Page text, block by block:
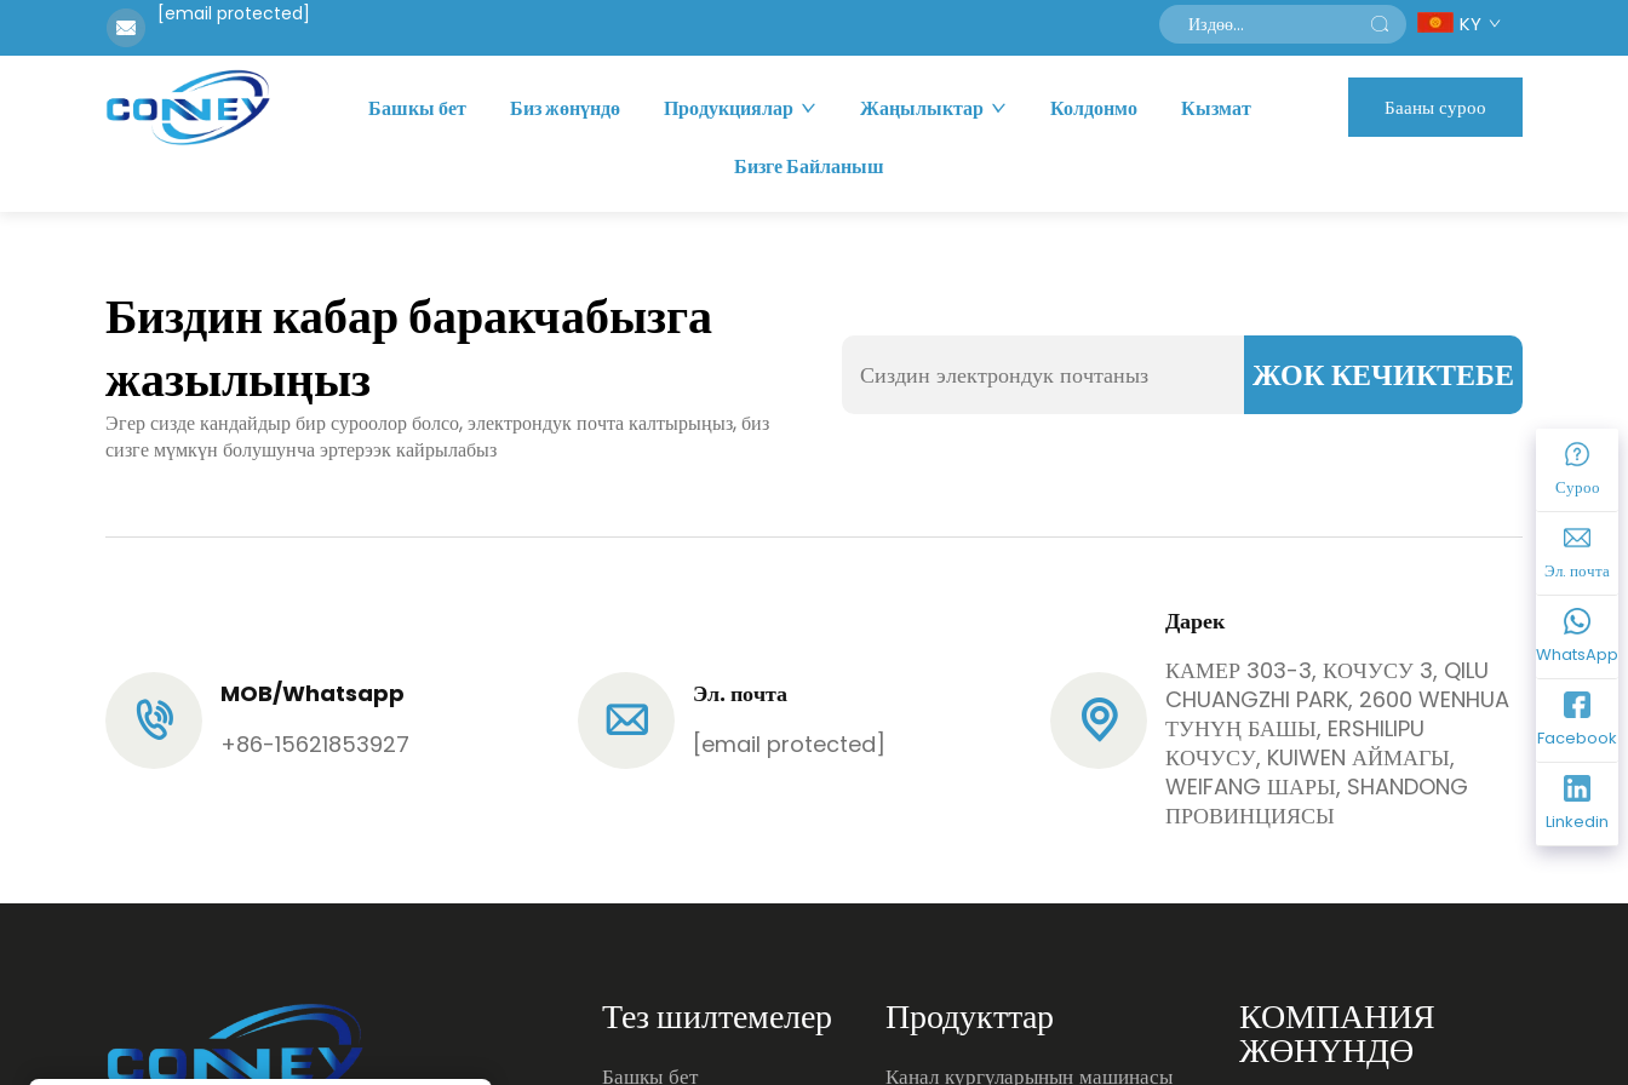
[email protected] KY
Башкы бет Биз жөнүндө Продукциялар Жаңылыктар Колдонмо Кызмат
Бизге Байланыш
Бааны суроо
Суроо
Эл. почта
WhatsApp
Facebook
Linkedin
Биздин кабар баракчабызга
жазылыңыз
Эгер сизде кандайдыр бир суроолор болсо, электрондук почта калтырыңыз, биз
сизге мүмкүн болушунча эртерээк кайрылабыз
ЖОК КЕЧИКТЕБЕ
MOB/Whatsapp
+86-15621853927
Эл. почта
[email protected]
Дарек
КАМЕР 303-3, КОЧУСУ 3, QILU
CHUANGZHI PARK, 2600 WENHUA
ТУНҮҢ БАШЫ, ERSHILIPU
КОЧУСУ, KUIWEN АЙМАГЫ,
WEIFANG ШАРЫ, SHANDONG
ПРОВИНЦИЯСЫ
Тез шилтемелер
Башкы бет
Продукттар
Канал кургуларынын машинасы
КОМПАНИЯ
ЖӨНҮНДӨ